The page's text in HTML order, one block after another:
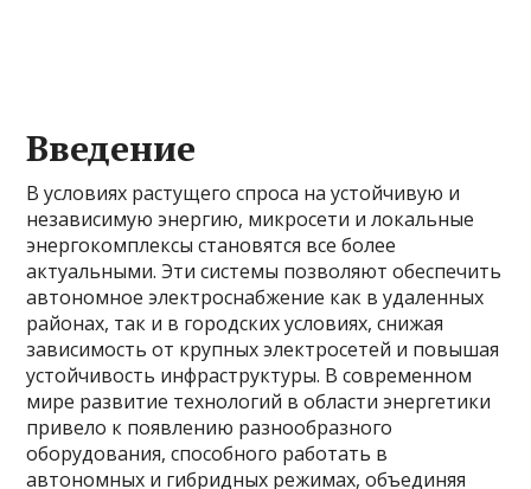
Введение
В условиях растущего спроса на устойчивую и
независимую энергию, микросети и локальные
энергокомплексы становятся все более
актуальными. Эти системы позволяют обеспечить
автономное электроснабжение как в удаленных
районах, так и в городских условиях, снижая
зависимость от крупных электросетей и повышая
устойчивость инфраструктуры. В современном
мире развитие технологий в области энергетики
привело к появлению разнообразного
оборудования, способного работать в
автономных и гибридных режимах, объединяя